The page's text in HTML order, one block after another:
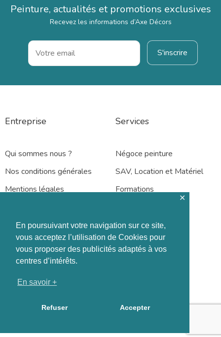
En poursuivant votre navigation sur ce site,
vous acceptez l’utilisation de Cookies pour
vous proposer des publicités adaptés à vos
centres d’intérêts.
En savoir +
Refuser Accepter
✕
Peinture, actualités et promotions exclusives
Recevez les informations d’Axe Décors
Entreprise
Qui sommes nous ?
Nos conditions générales
Mentions légales
Services
Négoce peinture
SAV, Location et Matériel
Formations
Rennes – Nantes